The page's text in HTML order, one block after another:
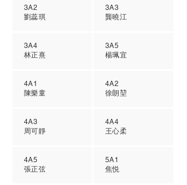
3A2
劉蕊琪
3A4
林正熹
4A1
陳樂童
4A3
周可靜
4A5
張正弦
3A3
龔曉江
3A5
楊珮宜
4A2
徐朗堃
4A4
王心柔
5A1
焦悦